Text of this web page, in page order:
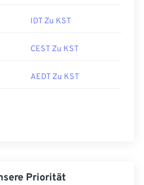
IDT Zu KST
CEST Zu KST
AEDT Zu KST
Priorität